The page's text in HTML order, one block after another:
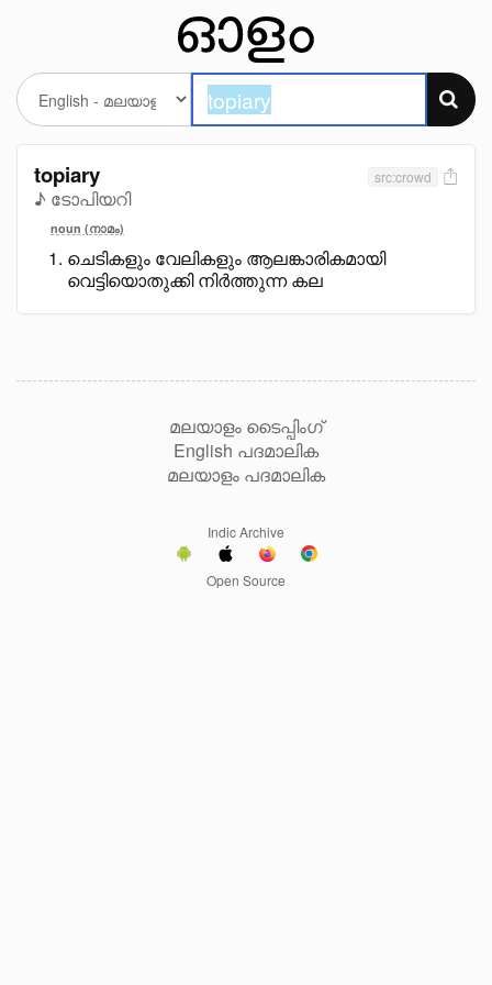
topiary
♪ ടോപിയറി
src:crowd
noun (നാമം)
ചെടികളും വേലികളും ആലങ്കാരികമായി
വെട്ടിയൊതുക്കി നിർത്തുന്ന കല
മലയാളം ടൈപ്പിംഗ്
English പദമാലിക
മലയാളം പദമാലിക
Indic Archive
Open Source